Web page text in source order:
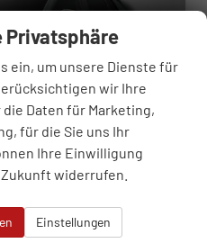
Neuwagen
Privatsphäre
ein, um unsere Dienste für
wir Ihre
Daten für Marketing,
für die Sie uns Ihr
Ihre Einwilligung
widerrufen.
Einstellungen